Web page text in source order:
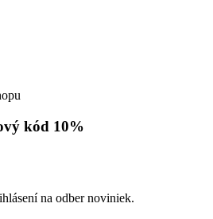
kód 10%
na odber noviniek.